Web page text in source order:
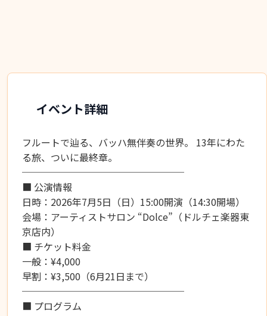
イベント詳細
フルートで辿る、バッハ無伴奏の世界。 13年にわた
る旅、ついに最終章。
─────────────────
■ 公演情報
日時：2026年7月5日（日）15:00開演（14:30開場）
会場：アーティストサロン “Dolce”（ドルチェ楽器東
京店内）
■ チケット料金
一般：¥4,000
早割：¥3,500（6月21日まで）
─────────────────
■ プログラム